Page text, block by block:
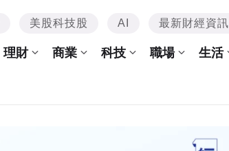
美股科技股 AI 最新財經資訊
理財 商業 科技 職場 生活